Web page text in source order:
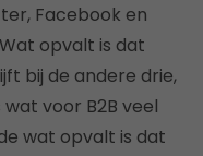
Facebook en
opvalt is dat
bij de andere drie,
voor B2B veel
wat opvalt is dat